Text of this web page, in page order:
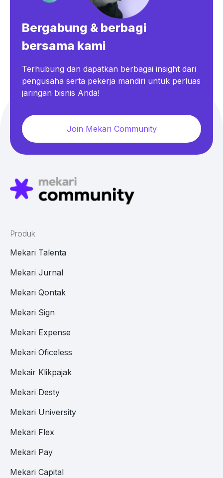
Bergabung & berbagi
bersama kami
Terhubung dan dapatkan berbagai insight dari
pengusaha serta pekerja mandiri untuk perluas
jaringan bisnis Anda!
Join Mekari Community
Produk
Mekari Talenta
Mekari Jurnal
Mekari Qontak
Mekari Sign
Mekari Expense
Mekari Oficeless
Mekair Klikpajak
Mekari Desty
Mekari University
Mekari Flex
Mekari Pay
Mekari Capital